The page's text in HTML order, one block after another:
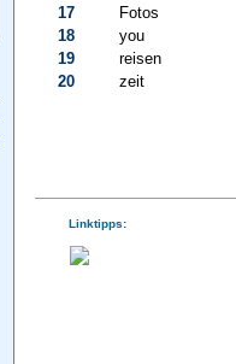
17
Fotos
18
you
19
reisen
20
zeit
Linktipps: